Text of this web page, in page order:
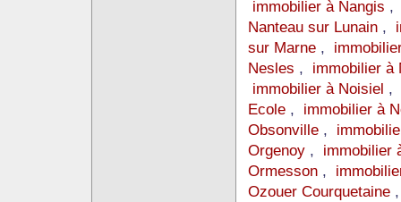
immobilier à Nangis
Nanteau sur Lunain ,
sur Marne ,
Nesles , immobilier à
immobilier à Noisiel ,
Ecole , immobilier à
Obsonville ,
Orgenoy , immobilier
Ormesson ,
Ozouer Courquetaine